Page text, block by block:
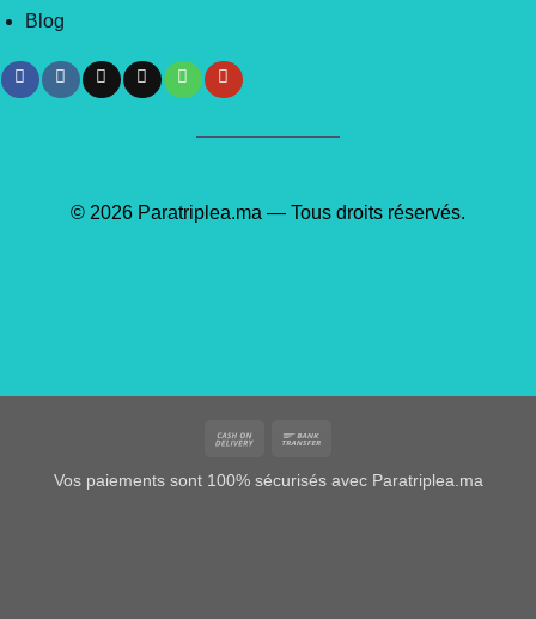
Blog
© 2026 Paratriplea.ma — Tous droits réservés.
Cash
Delivery
Vos paiements sont 100% sécurisés avec Paratriplea.ma